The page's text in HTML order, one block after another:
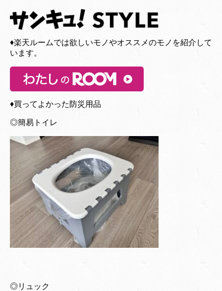
♦︎楽天ルームでは欲しいモノやオススメのモノを紹介して
います。
♦︎買ってよかった防災用品
◎簡易トイレ
◎リュック